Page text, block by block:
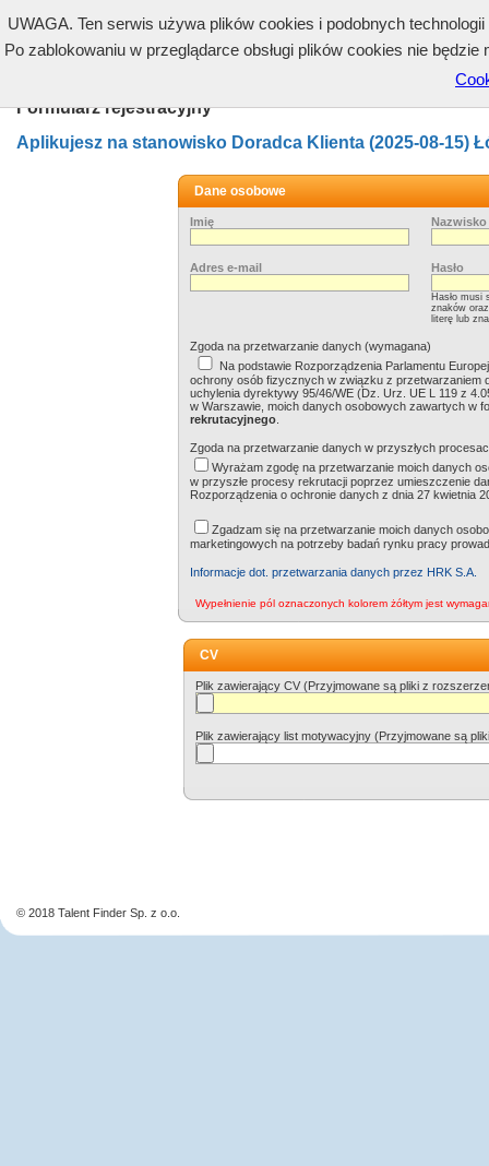
Formularz rejestracyjny
Aplikujesz na stanowisko Doradca Klienta (2025-08-15)
Dane osobowe
Imię Nazwisko
Adres e-mail Hasło
Hasło musi
znaków
literę lub
Zgoda na przetwarzanie danych (wymagana)
Na podstawie Rozporządzenia Parlamentu
ochrony osób fizycznych w związku z przetwarzaniem
uchylenia dyrektywy 95/46/WE (Dz. Urz. UE L 119 z
w Warszawie, moich danych osobowych zawartych w
rekrutacyjnego.
Zgoda na przetwarzanie danych w przyszłych
Wyrażam zgodę na przetwarzanie moich danych
w przyszłe procesy rekrutacji poprzez umieszczenie
Rozporządzenia o ochronie danych z dnia 27 kwietnia
Zgadzam się na przetwarzanie moich danych
marketingowych na potrzeby badań rynku pracy
Informacje dot. przetwarzania danych przez HRK S.A.
Wypełnienie pól oznaczonych kolorem żółtym jest
CV
Plik zawierający CV (Przyjmowane są pliki z
Plik zawierający list motywacyjny (Przyjmowane są
© 2018 Talent Finder Sp. z o.o.
UWAGA. Ten serwis używa plików cookies i podobnych
Po zablokowaniu w przeglądarce obsługi plików cookies nie